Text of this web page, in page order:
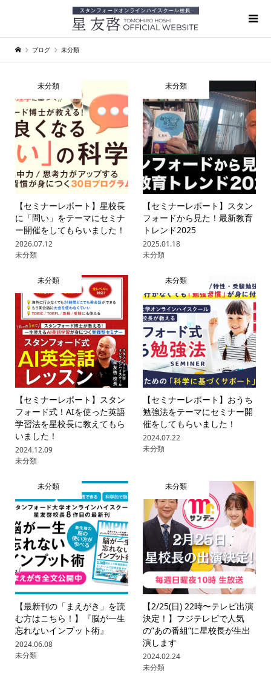
ブログ 未分類
未分類
【セミナーレポート】星校長
に「問い」をテーマにセミナ
ー開催をしてもらいました！
2026.07.12
未分類
未分類
【セミナーレポート】スタン
フォードから見た！最新教育
トレンド2025
2025.01.18
未分類
未分類
【セミナーレポート】スタン
フォード式！AIを使った英語
学習法を星校長に教えてもら
いました！
2024.12.09
未分類
未分類
【セミナーレポート】おうち
勉強法をテーマにセミナー開
催をしてもらいました！
2024.07.22
未分類
未分類
【最新刊の「まえがき」を読
む方はこちら！】『脳が一生
忘れないインプット術』
2024.06.08
未分類
未分類
【2/25(日) 22時〜テレビ出演
決定！】フジテレビで人気
の”あの番組”に星校長が生出
演します
2024.02.24
未分類